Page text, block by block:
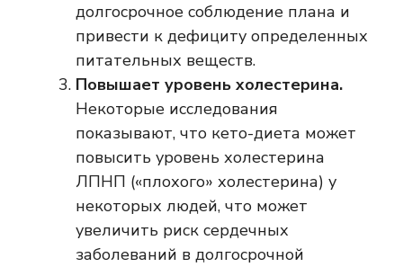
долгосрочное соблюдение плана и
привести к дефициту определенных
питательных веществ.
Повышает уровень холестерина.
Некоторые исследования
показывают, что кето-диета может
повысить уровень холестерина
ЛПНП («плохого» холестерина) у
некоторых людей, что может
увеличить риск сердечных
заболеваний в долгосрочной